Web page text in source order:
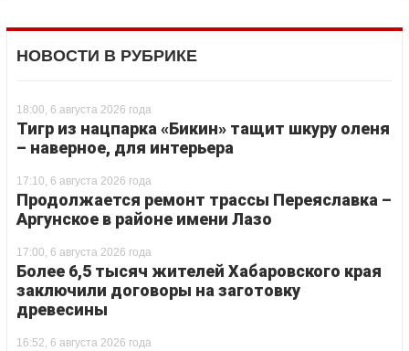
НОВОСТИ В РУБРИКЕ
18:00, 6 августа 2026 года
Тигр из нацпарка «Бикин» тащит шкуру оленя
– наверное, для интерьера
17:10, 6 августа 2026 года
Продолжается ремонт трассы Переяславка –
Аргунское в районе имени Лазо
17:00, 6 августа 2026 года
Более 6,5 тысяч жителей Хабаровского края
заключили договоры на заготовку
древесины
16:52, 6 августа 2026 года